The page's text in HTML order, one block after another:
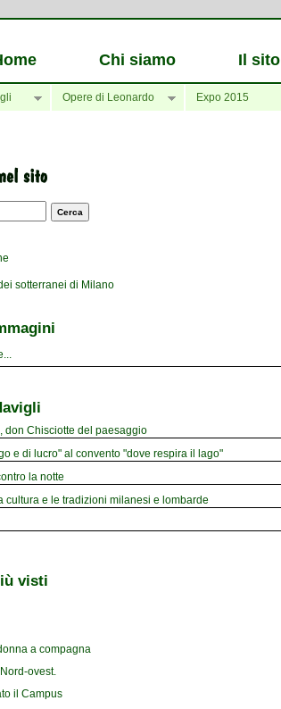
Chi siamo Il sito
Opere di Leonardo Expo 2015
ricerca
don Chisciotte del paesaggio
e di lucro" al convento "dove respira il lago"
la notte
cultura e le tradizioni milanesi e lombarde
visti
a compagna
ovest.
il Campus